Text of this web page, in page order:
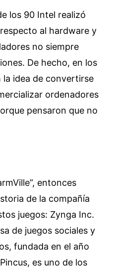
los 90 Intel realizó
al hardware y
no siempre
De hecho, en los
idea de convertirse
ordenadores
pensaron que no
entonces
de la compañía
juegos: Zynga Inc.
de juegos sociales y
fundada en el año
es uno de los